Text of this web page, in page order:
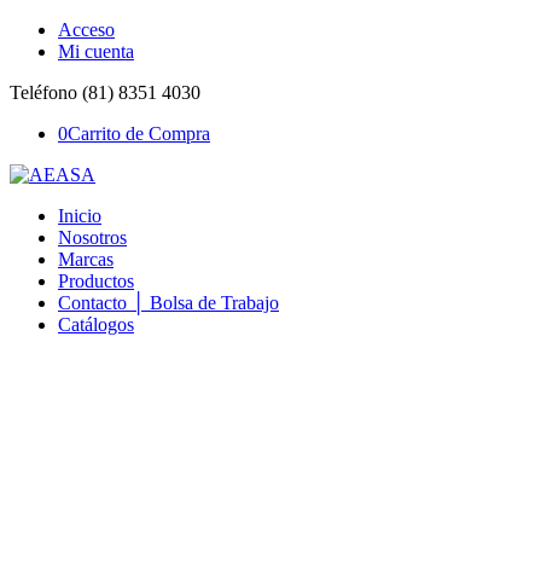
Acceso
Mi cuenta
Teléfono (81) 8351 4030
0Carrito de Compra
Inicio
Nosotros
Marcas
Productos
Contacto │ Bolsa de Trabajo
Catálogos